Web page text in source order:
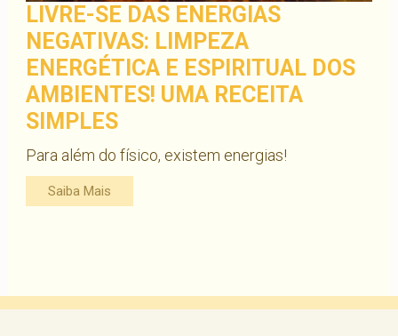
LIVRE-SE DAS ENERGIAS
NEGATIVAS: LIMPEZA
ENERGÉTICA E ESPIRITUAL DOS
AMBIENTES! UMA RECEITA
SIMPLES
Para além do físico, existem energias!
Saiba Mais